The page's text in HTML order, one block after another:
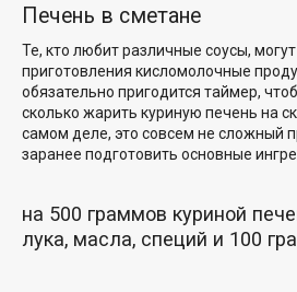
Печень в сметане
Те, кто любит различные соусы,
приготовления кисломолочные
обязательно пригодится таймер,
сколько жарить куриную печень на
самом деле, это совсем не сложный
заранее подготовить основные
на 500 граммов куриной
лука, масла, специй и 100